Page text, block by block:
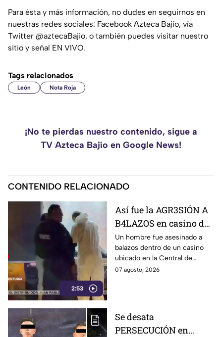
Para ésta y más información, no dudes en seguirnos en
nuestras redes sociales: Facebook Azteca Bajío, vía
Twitter @aztecaBajio, o también puedes visitar nuestro
sitio y señal EN VIVO.
Tags relacionados
León Nota Roja
¡No te pierdas nuestro contenido, sigue a
TV Azteca Bajío en Google News!
CONTENIDO RELACIONADO
2:53
Así fue la AGR3SIÓN A
B4LAZOS en casino de
la Central de Abastos
que cobró la v1da de un
hombre, en León
Un hombre fue asesinado a
balazos dentro de un casino
ubicado en la Central de
Abastos de León. Sujetos
07 agosto, 2026
Se desata
PERSECUCIÓN en